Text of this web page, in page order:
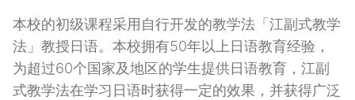
本校的初级课程采用自行开发的教学法「江副式教学
法」教授日语。本校拥有50年以上日语教育经验，
为超过60个国家及地区的学生提供日语教育，江副
式教学法在学习日语时获得一定的效果，并获得广泛